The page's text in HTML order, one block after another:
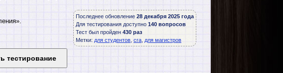
Последнее обновление 28 декабря 2025 года
Для тестирования доступно 140 вопросов
Тест был пройден 430 раз
Метки: для студентов сга для магистров